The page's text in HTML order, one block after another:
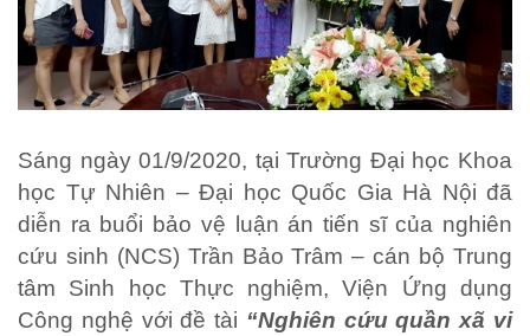
Sáng ngày 01/9/2020, tại Trường Đại học Khoa
học Tự Nhiên – Đại học Quốc Gia Hà Nội đã
diễn ra buổi bảo vệ luận án tiến sĩ của nghiên
cứu sinh (NCS) Trần Bảo Trâm – cán bộ Trung
tâm Sinh học Thực nghiệm, Viện Ứng dụng
Công nghệ với đề tài “Nghiên cứu quần xã vi